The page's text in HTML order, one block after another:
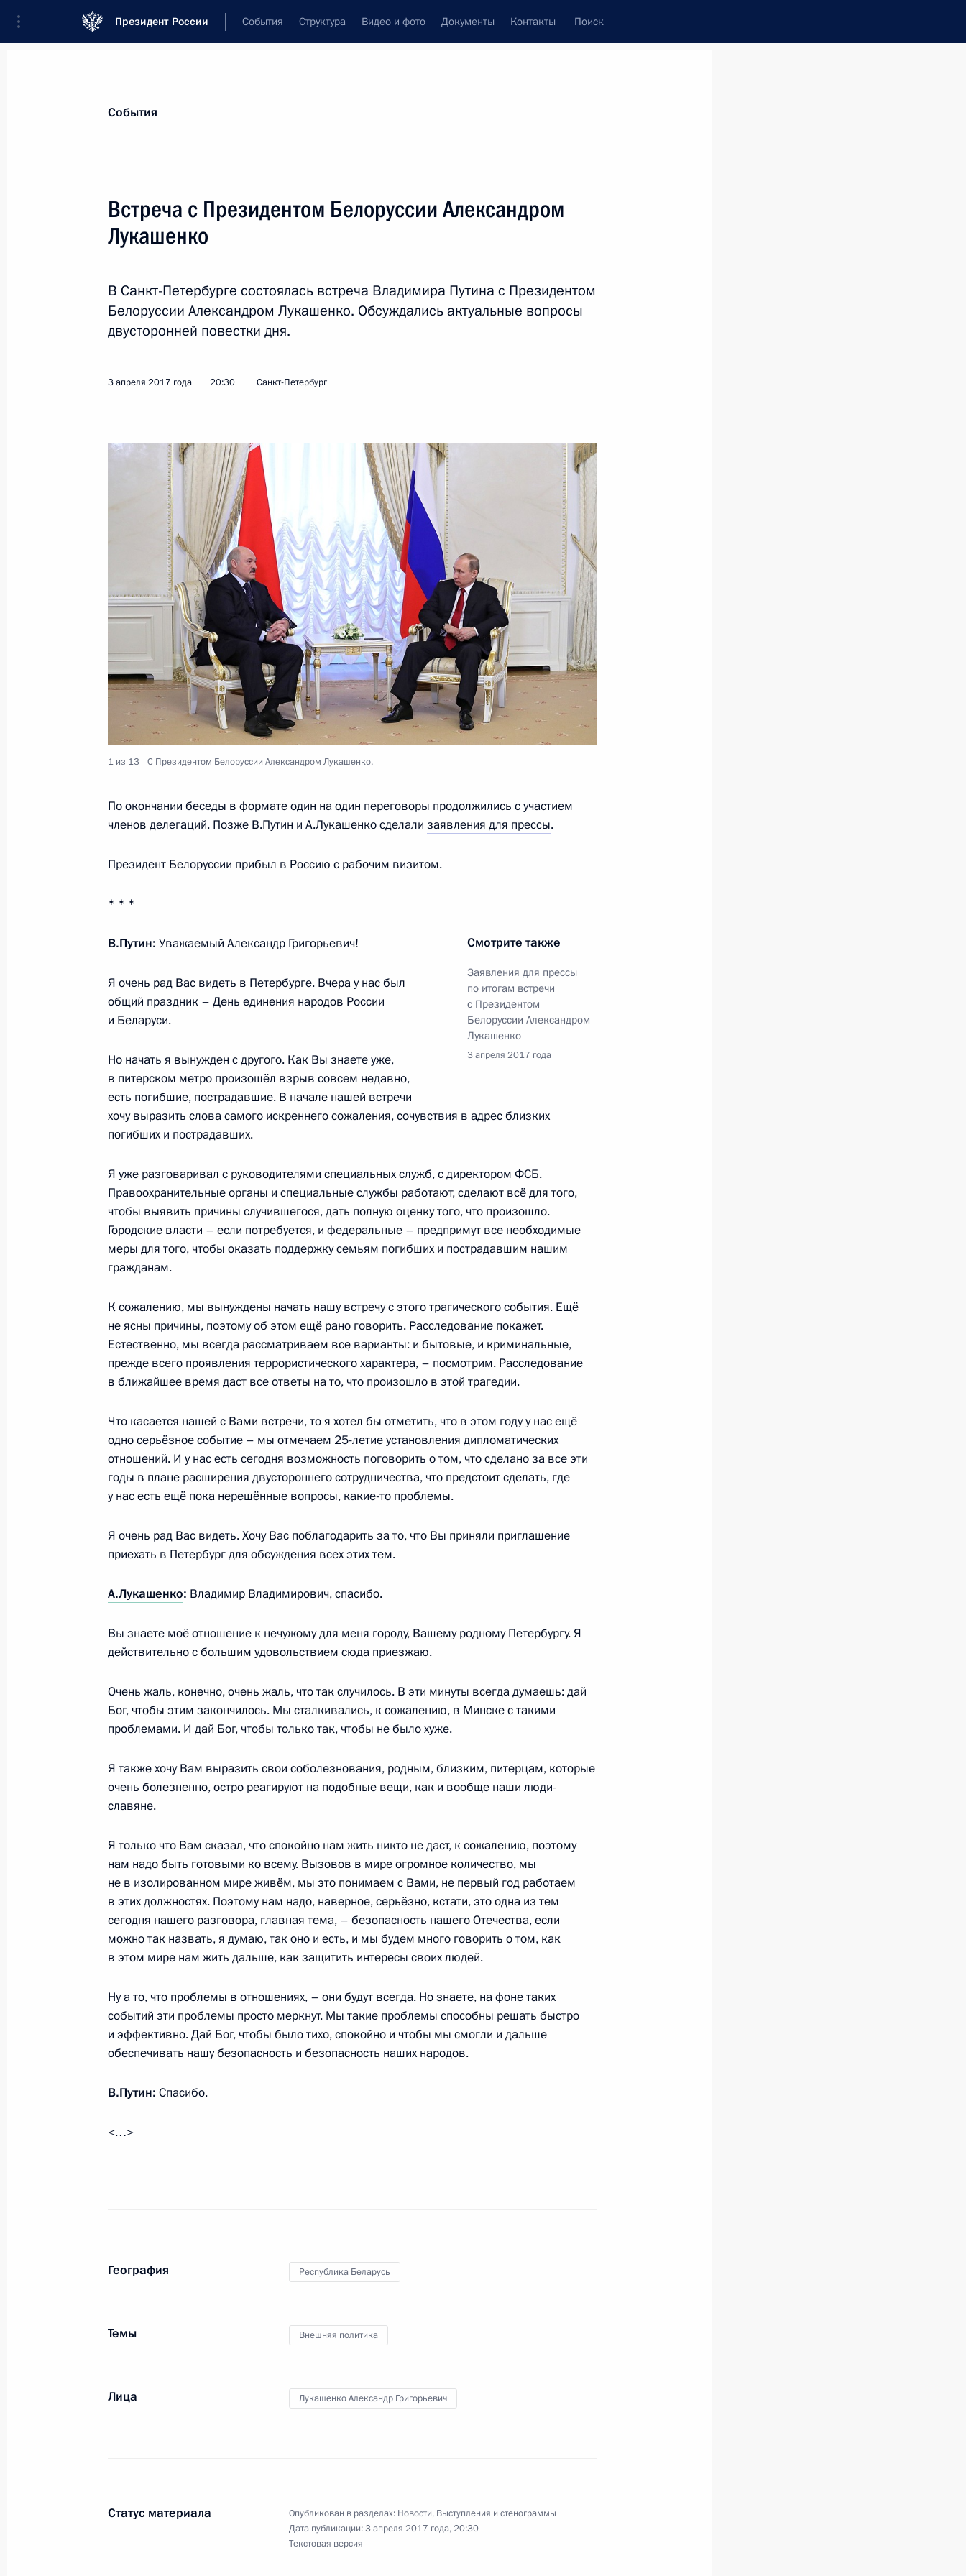
Президент России События Структура Видео и фото Документы Контакты Поиск
Встреча с Президентом Белоруссии Александром Лукашенко
Стенографический отчёт о заседании Высшего Евразийского
экономического совета в расширенном составе
14 мая 2018 года, 17:00
Встреча с Президентом Белоруссии Александром Лукашенко
14 мая 2018 года, 14:50
Поздравление с Днём единения народов России и Беларуси
2 апреля 2018 года, 10:10
28 марта 2018 года, 20:50
Заседание Высшего Евразийского экономического совета
11 октября 2017 года, 18:45
Поздравления Владимиру Путину с Днём рождения
7 октября 2017 года, 13:15
Лукашенко
30 августа 2017 года, 12:20
Поздравление Президенту Белоруссии Александру Лукашенко
3 июля 2017 года, 10:00
Заседание Высшего Государственного Совета Союзного
30 июня 2017 года, 16:45
Беседа с Президентом Белоруссии Александром Лукашенко
30 июня 2017 года, 14:15
Белоруссии Александром Лукашенко
3 апреля 2017 года, 20:50
Встреча с Президентом Белоруссии Александром Лукашенко
3 апреля 2017 года, 20:30
Поздравление с Днём единения народов России и Беларуси
2 апреля 2017 года, 10:00
Встреча с Президентом Белоруссии Александром Лукашенко
Посещение храма Христа Спасителя
Телефонный разговор с Президентом Белоруссии Александром
3 июля 2016 года, 12:10
Показать предыдущие материалы
События
Встреча с Президентом Белоруссии Александром
Лукашенко
В Санкт-Петербурге состоялась встреча Владимира Путина с Президентом
Белоруссии Александром Лукашенко. Обсуждались актуальные вопросы
двусторонней повестки дня.
3 апреля 2017 года 20:30 Санкт-Петербург
1 из 13 С Президентом Белоруссии Александром Лукашенко.
По окончании беседы в формате один на один переговоры продолжились с участием
членов делегаций. Позже В.Путин и А.Лукашенко сделали заявления для прессы.
Президент Белоруссии прибыл в Россию с рабочим визитом.
* * *
Смотрите также
Заявления для прессы
по итогам встречи
с Президентом
Белоруссии Александром
Лукашенко
3 апреля 2017 года
В.Путин: Уважаемый Александр Григорьевич!
Я очень рад Вас видеть в Петербурге. Вчера у нас был
общий праздник – День единения народов России
и Беларуси.
Но начать я вынужден с другого. Как Вы знаете уже,
в питерском метро произошёл взрыв совсем недавно,
есть погибшие, пострадавшие. В начале нашей встречи
хочу выразить слова самого искреннего сожаления, сочувствия в адрес близких
погибших и пострадавших.
Я уже разговаривал с руководителями специальных служб, с директором ФСБ.
Правоохранительные органы и специальные службы работают, сделают всё для того,
чтобы выявить причины случившегося, дать полную оценку того, что произошло.
Городские власти – если потребуется, и федеральные – предпримут все необходимые
меры для того, чтобы оказать поддержку семьям погибших и пострадавшим нашим
гражданам.
К сожалению, мы вынуждены начать нашу встречу с этого трагического события. Ещё
не ясны причины, поэтому об этом ещё рано говорить. Расследование покажет.
Естественно, мы всегда рассматриваем все варианты: и бытовые, и криминальные,
прежде всего проявления террористического характера, – посмотрим. Расследование
в ближайшее время даст все ответы на то, что произошло в этой трагедии.
Что касается нашей с Вами встречи, то я хотел бы отметить, что в этом году у нас ещё
одно серьёзное событие – мы отмечаем 25-летие установления дипломатических
отношений. И у нас есть сегодня возможность поговорить о том, что сделано за все эти
годы в плане расширения двустороннего сотрудничества, что предстоит сделать, где
у нас есть ещё пока нерешённые вопросы, какие-то проблемы.
Я очень рад Вас видеть. Хочу Вас поблагодарить за то, что Вы приняли приглашение
приехать в Петербург для обсуждения всех этих тем.
А.Лукашенко: Владимир Владимирович, спасибо.
Вы знаете моё отношение к нечужому для меня городу, Вашему родному Петербургу. Я
действительно с большим удовольствием сюда приезжаю.
Очень жаль, конечно, очень жаль, что так случилось. В эти минуты всегда думаешь: дай
Бог, чтобы этим закончилось. Мы сталкивались, к сожалению, в Минске с такими
проблемами. И дай Бог, чтобы только так, чтобы не было хуже.
Я также хочу Вам выразить свои соболезнования, родным, близким, питерцам, которые
очень болезненно, остро реагируют на подобные вещи, как и вообще наши люди-
славяне.
Я только что Вам сказал, что спокойно нам жить никто не даст, к сожалению, поэтому
нам надо быть готовыми ко всему. Вызовов в мире огромное количество, мы
не в изолированном мире живём, мы это понимаем с Вами, не первый год работаем
в этих должностях. Поэтому нам надо, наверное, серьёзно, кстати, это одна из тем
сегодня нашего разговора, главная тема, – безопасность нашего Отечества, если
можно так назвать, я думаю, так оно и есть, и мы будем много говорить о том, как
в этом мире нам жить дальше, как защитить интересы своих людей.
Ну а то, что проблемы в отношениях, – они будут всегда. Но знаете, на фоне таких
событий эти проблемы просто меркнут. Мы такие проблемы способны решать быстро
и эффективно. Дай Бог, чтобы было тихо, спокойно и чтобы мы смогли и дальше
обеспечивать нашу безопасность и безопасность наших народов.
В.Путин: Спасибо.
<…>
География Республика Беларусь
Темы Внешняя политика
Лица Лукашенко Александр Григорьевич
Статус материала Опубликован в разделах: Новости, Выступления и стенограммы
Дата публикации:3 апреля 2017 года, 20:30
Текстовая версия